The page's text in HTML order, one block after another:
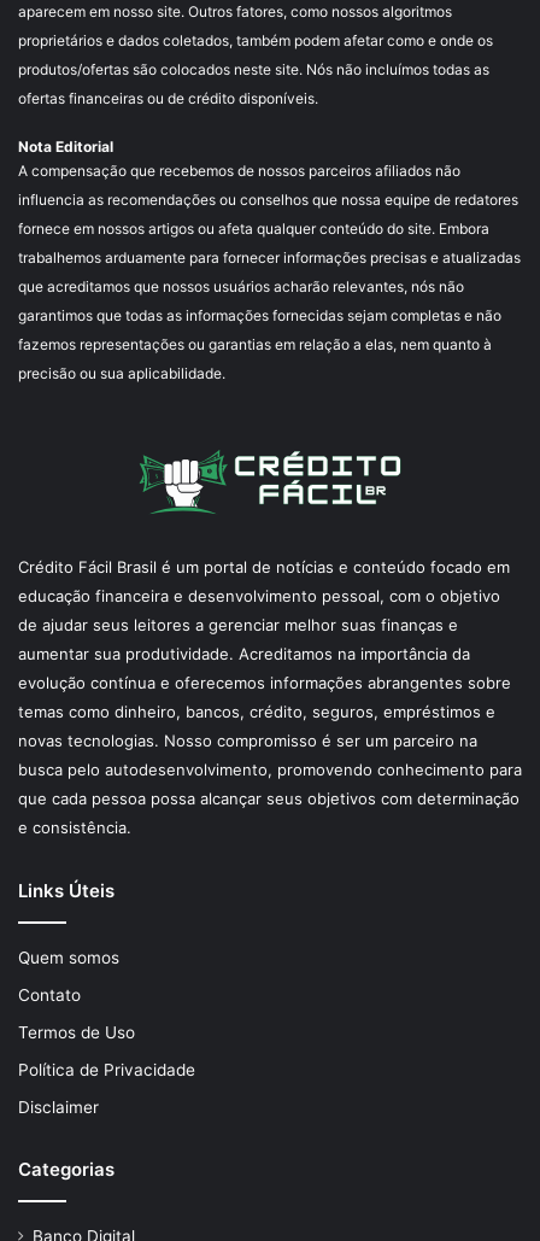
aparecem em nosso site. Outros fatores, como nossos algoritmos
proprietários e dados coletados, também podem afetar como e onde os
produtos/ofertas são colocados neste site. Nós não incluímos todas as
ofertas financeiras ou de crédito disponíveis.
Nota Editorial
A compensação que recebemos de nossos parceiros afiliados não
influencia as recomendações ou conselhos que nossa equipe de redatores
fornece em nossos artigos ou afeta qualquer conteúdo do site. Embora
trabalhemos arduamente para fornecer informações precisas e atualizadas
que acreditamos que nossos usuários acharão relevantes, nós não
garantimos que todas as informações fornecidas sejam completas e não
fazemos representações ou garantias em relação a elas, nem quanto à
precisão ou sua aplicabilidade.
Crédito Fácil Brasil é um portal de notícias e conteúdo focado em
educação financeira e desenvolvimento pessoal, com o objetivo
de ajudar seus leitores a gerenciar melhor suas finanças e
aumentar sua produtividade. Acreditamos na importância da
evolução contínua e oferecemos informações abrangentes sobre
temas como dinheiro, bancos, crédito, seguros, empréstimos e
novas tecnologias. Nosso compromisso é ser um parceiro na
busca pelo autodesenvolvimento, promovendo conhecimento para
que cada pessoa possa alcançar seus objetivos com determinação
e consistência.
Links Úteis
Quem somos
Contato
Termos de Uso
Política de Privacidade
Disclaimer
Categorias
Banco Digital